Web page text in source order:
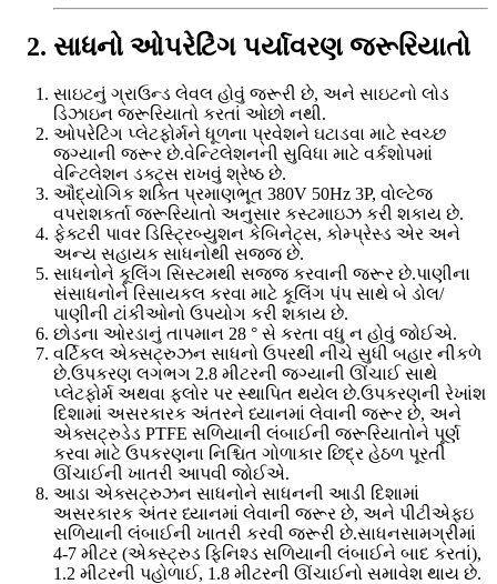
2. સાધનો ઓપરેટિંગ પર્યાવરણ જરૂરિયાતો
સાઇટનું ગ્રાઉન્ડ લેવલ હોવું જરૂરી છે, અને સાઇટનો લોડ
ડિઝાઇન જરૂરિયાતો કરતાં ઓછો નથી.
ઓપરેટિંગ પ્લેટફોર્મને ધૂળના પ્રવેશને ઘટાડવા માટે સ્વચ્છ
જગ્યાની જરૂર છે.વેન્ટિલેશનની સુવિધા માટે વર્કશોપમાં
વેન્ટિલેશન ડક્ટ્સ રાખવું શ્રેષ્ઠ છે.
ઔદ્યોગિક શક્તિ પ્રમાણભૂત 380V 50Hz 3P, વોલ્ટેજ
વપરાશકર્તા જરૂરિયાતો અનુસાર કસ્ટમાઇઝ કરી શકાય છે.
ફેક્ટરી પાવર ડિસ્ટ્રિબ્યુશન કેબિનેટ્સ, કોમ્પ્રેસ્ડ એર અને
અન્ય સહાયક સાધનોથી સજ્જ છે.
સાધનોને કૂલિંગ સિસ્ટમથી સજ્જ કરવાની જરૂર છે.પાણીના
સંસાધનોને રિસાયકલ કરવા માટે કૂલિંગ પંપ સાથે બે ડોલ/
પાણીની ટાંકીઓનો ઉપયોગ કરી શકાય છે.
છોડના ઓરડાનું તાપમાન 28 ° સે કરતા વધુ ન હોવું જોઈએ.
વર્ટિકલ એક્સટ્રુઝન સાધનો ઉપરથી નીચે સુધી બહાર નીકળે
છે.ઉપકરણ લગભગ 2.8 મીટરની જગ્યાની ઊંચાઈ સાથે
પ્લેટફોર્મ અથવા ફ્લોર પર સ્થાપિત થયેલ છે.ઉપકરણની રેખાંશ
દિશામાં અસરકારક અંતરને ધ્યાનમાં લેવાની જરૂર છે, અને
એક્સટ્રુડેડ PTFE સળિયાની લંબાઈની જરૂરિયાતોને પૂર્ણ
કરવા માટે ઉપકરણના નિશ્ચિત ગોળાકાર છિદ્ર હેઠળ પૂરતી
ઊંચાઈની ખાતરી આપવી જોઈએ.
આડા એક્સટ્રુઝન સાધનોને સાધનની આડી દિશામાં
અસરકારક અંતર ધ્યાનમાં લેવાની જરૂર છે, અને પીટીએફઇ
સળિયાની લંબાઈની ખાતરી કરવી જરૂરી છે.સાધનસામગ્રીમાં
4-7 મીટર (એક્સ્ટ્રુડ ફિનિશ્ડ સળિયાની લંબાઈને બાદ કરતાં),
1.2 મીટરની પહોળાઈ, 1.8 મીટરની ઊંચાઈનો સમાવેશ થાય છે.